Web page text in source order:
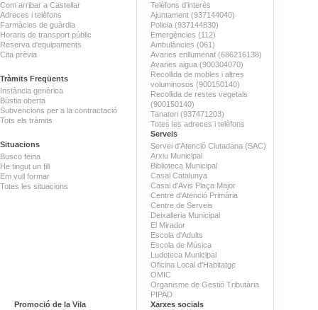
Com arribar a Castellar
Adreces i telèfons
Farmàcies de guàrdia
Horaris de transport públic
Reserva d'equipaments
Cita prèvia
Tràmits Freqüents
Instància genèrica
Bústia oberta
Subvencions per a la contractació
Tots els tràmits
Situacions
Busco feina
He tingut un fill
Em vull formar
Totes les situacions
Telèfons d'interès
Ajuntament (937144040)
Policia (937144830)
Emergències (112)
Ambulàncies (061)
Avaries enllumenat (686216138)
Avaries aigua (900304070)
Recollida de mobles i altres
voluminosos (900150140)
Recollida de restes vegetals
(900150140)
Tanatori (937471203)
Totes les adreces i telèfons
Serveis
Servei d'Atenció Ciutadana (SAC)
Arxiu Municipal
Biblioteca Municipal
Casal Catalunya
Casal d'Avis Plaça Major
Centre d'Atenció Primària
Centre de Serveis
Deixalleria Municipal
El Mirador
Escola d'Adults
Escola de Música
Ludoteca Municipal
Oficina Local d'Habitatge
OMIC
Organisme de Gestió Tributària
PIPAD
Promoció de la Vila
Xarxes socials